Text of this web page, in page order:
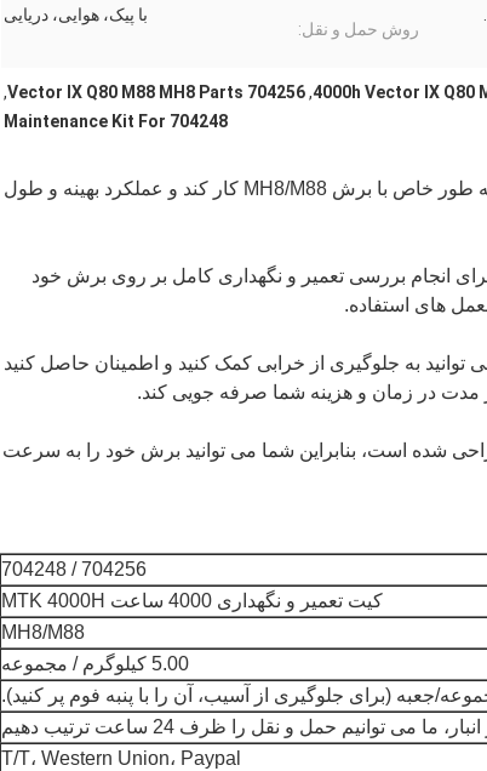
روش حمل و نقل:
با پیک، هوایی، دریایی
4000h Vector IX Q80
,
704256 Vector IX Q80 M88 MH8 Parts
,
704248 Maintenance Kit For
1. سازگاری: این کیت تعمیر و نگهداری طراحی شده است تا به طور خاص با برش MH8/M88 کار کند و عملکرد بهینه و طول
انجام بررسی تعمیر و نگهداری کامل بر روی برش خود
های استفاده.
توانید به جلوگیری از خرابی کمک کنید و اطمینان حاصل کنید
مدت در زمان و هزینه شما صرفه جویی کند.
شده است، بنابراین شما می توانید برش خود را به سرعت
704256 / 704248
کیت تعمیر و نگهداری 4000 ساعت MTK 4000H
MH8/M88
5.00 کیلوگرم / مجموعه
ما می توانیم حمل و نقل را ظرف 24 ساعت ترتیب دهیم
T/T، Western Union، Paypal